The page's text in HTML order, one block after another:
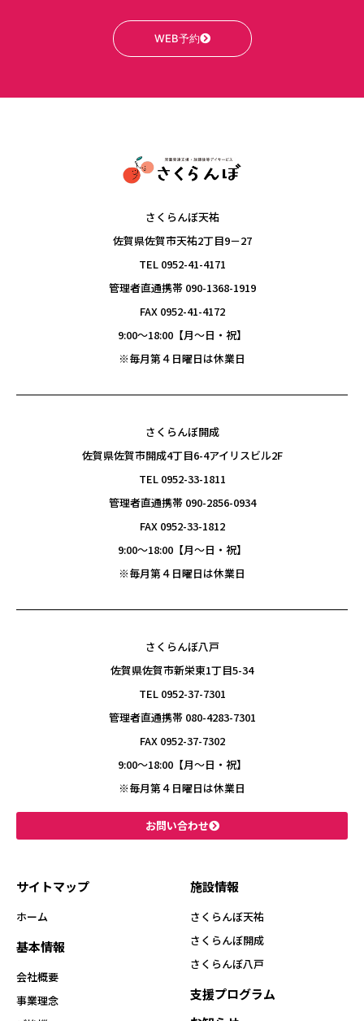
WEB予約
さくらんぼ天祐
佐賀県佐賀市天祐2丁目9－27
TEL 0952-41-4171
管理者直通携帯 090-1368-1919
FAX 0952-41-4172
9:00〜18:00【月～日・祝】
※毎月第４日曜日は休業日
さくらんぼ開成
佐賀県佐賀市開成4丁目6-4アイリスビル2F
TEL 0952-33-1811
管理者直通携帯 090-2856-0934
FAX 0952-33-1812
9:00〜18:00【月～日・祝】
※毎月第４日曜日は休業日
さくらんぼ八戸
佐賀県佐賀市新栄東1丁目5-34
TEL 0952-37-7301
管理者直通携帯 080-4283-7301
FAX 0952-37-7302
9:00〜18:00【月～日・祝】
※毎月第４日曜日は休業日
お問い合わせ
サイトマップ
ホーム
基本情報
会社概要
事業理念
施設情報
さくらんぼ天祐
さくらんぼ開成
さくらんぼ八戸
支援プログラム